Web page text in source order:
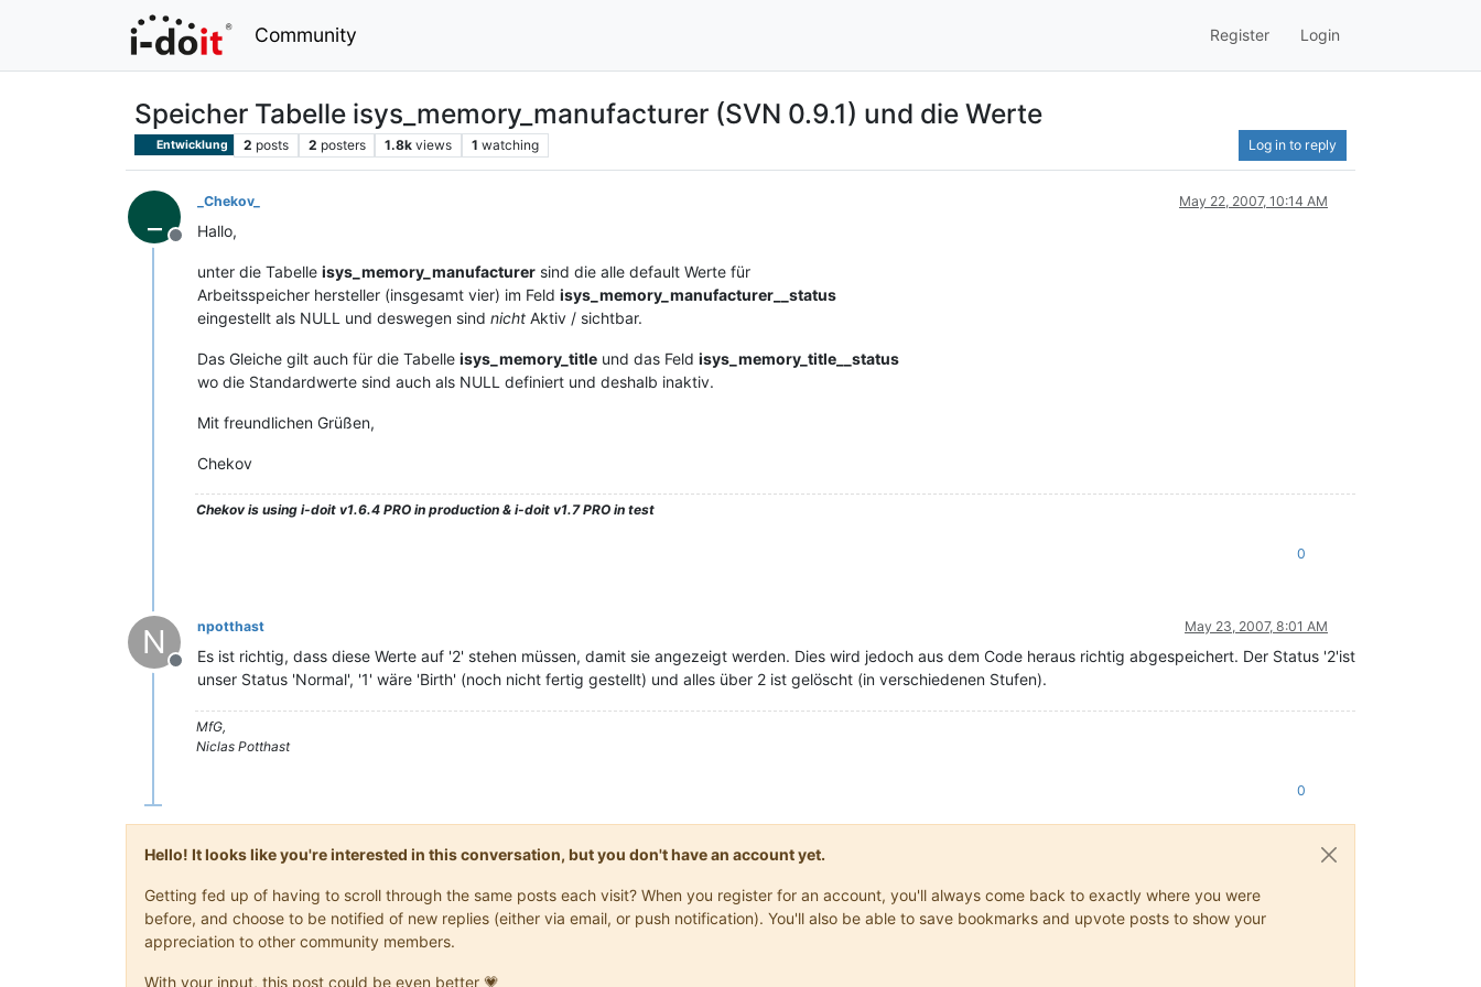
Community Register Login
Speicher Tabelle isys_memory_manufacturer (SVN 0.9.1) und die Werte
Entwicklung 2 posts 2 posters 1.8k views 1 watching Log in to reply
Offline
_Chekov_ May 22, 2007, 10:14 AM
Hallo,
unter die Tabelle isys_memory_manufacturer sind die alle default Werte für
Arbeitsspeicher hersteller (insgesamt vier) im Feld isys_memory_manufacturer__status
eingestellt als NULL und deswegen sind nicht Aktiv / sichtbar.
Das Gleiche gilt auch für die Tabelle isys_memory_title und das Feld isys_memory_title__status
wo die Standardwerte sind auch als NULL definiert und deshalb inaktiv.
Mit freundlichen Grüßen,
Chekov
Chekovis using i-doit v1.6.4 PRO in production & i-doit v1.7 PRO in test
0
N
Offline
npotthast May 23, 2007, 8:01 AM
Es ist richtig, dass diese Werte auf '2' stehen müssen, damit sie angezeigt werden. Dies wird jedoch aus dem Code heraus richtig abgespeichert. Der Status '2'ist
unser Status 'Normal', '1' wäre 'Birth' (noch nicht fertig gestellt) und alles über 2 ist gelöscht (in verschiedenen Stufen).
MfG,
Niclas Potthast
0
Hello! It looks like you're interested in this conversation, but you don't have an account yet.
Getting fed up of having to scroll through the same posts each visit? When you register for an account, you'll always come back to exactly where you were
before, and choose to be notified of new replies (either via email, or push notification). You'll also be able to save bookmarks and upvote posts to show your
appreciation to other community members.
With your input, this post could be even better 💗